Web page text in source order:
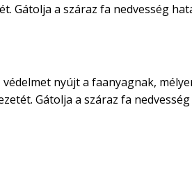
Gátolja a száraz fa nedvesség
védelmet nyújt a faanyagnak,
Gátolja a száraz fa